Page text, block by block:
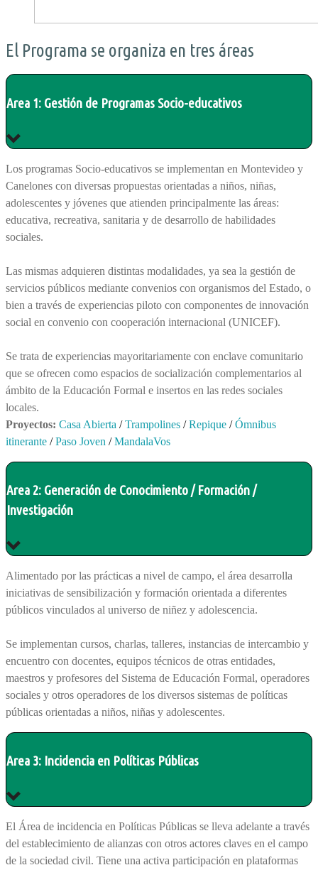
El Programa se organiza en tres áreas
Area 1: Gestión de Programas Socio-educativos
Los programas Socio-educativos se implementan en Montevideo y
Canelones con diversas propuestas orientadas a niños, niñas,
adolescentes y jóvenes que atienden principalmente las áreas:
educativa, recreativa, sanitaria y de desarrollo de habilidades
sociales.
Las mismas adquieren distintas modalidades, ya sea la gestión de
servicios públicos mediante convenios con organismos del Estado, o
bien a través de experiencias piloto con componentes de innovación
social en convenio con cooperación internacional (UNICEF).
Se trata de experiencias mayoritariamente con enclave comunitario
que se ofrecen como espacios de socialización complementarios al
ámbito de la Educación Formal e insertos en las redes sociales
locales.
Proyectos: Casa Abierta /Trampolines / Repique / Ómnibus
itinerante /Paso Joven / MandalaVos
Area 2: Generación de Conocimiento / Formación /
Investigación
Alimentado por las prácticas a nivel de campo, el área desarrolla
iniciativas de sensibilización y formación orientada a diferentes
públicos vinculados al universo de niñez y adolescencia.
Se implementan cursos, charlas, talleres, instancias de intercambio y
encuentro con docentes, equipos técnicos de otras entidades,
maestros y profesores del Sistema de Educación Formal, operadores
sociales y otros operadores de los diversos sistemas de políticas
públicas orientadas a niños, niñas y adolescentes.
Area 3: Incidencia en Políticas Públicas
El Área de incidencia en Políticas Públicas se lleva adelante a través
del establecimiento de alianzas con otros actores claves en el campo
de la sociedad civil. Tiene una activa participación en plataformas